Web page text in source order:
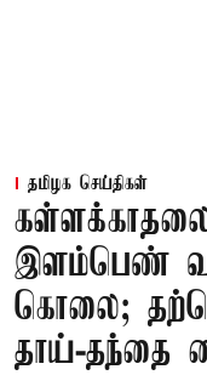
தமிழக செய்திகள்
இளம்பெண்
கொலை;
தாய்-தந்தை